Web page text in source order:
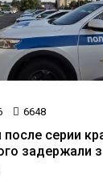
6648
серии
задержали